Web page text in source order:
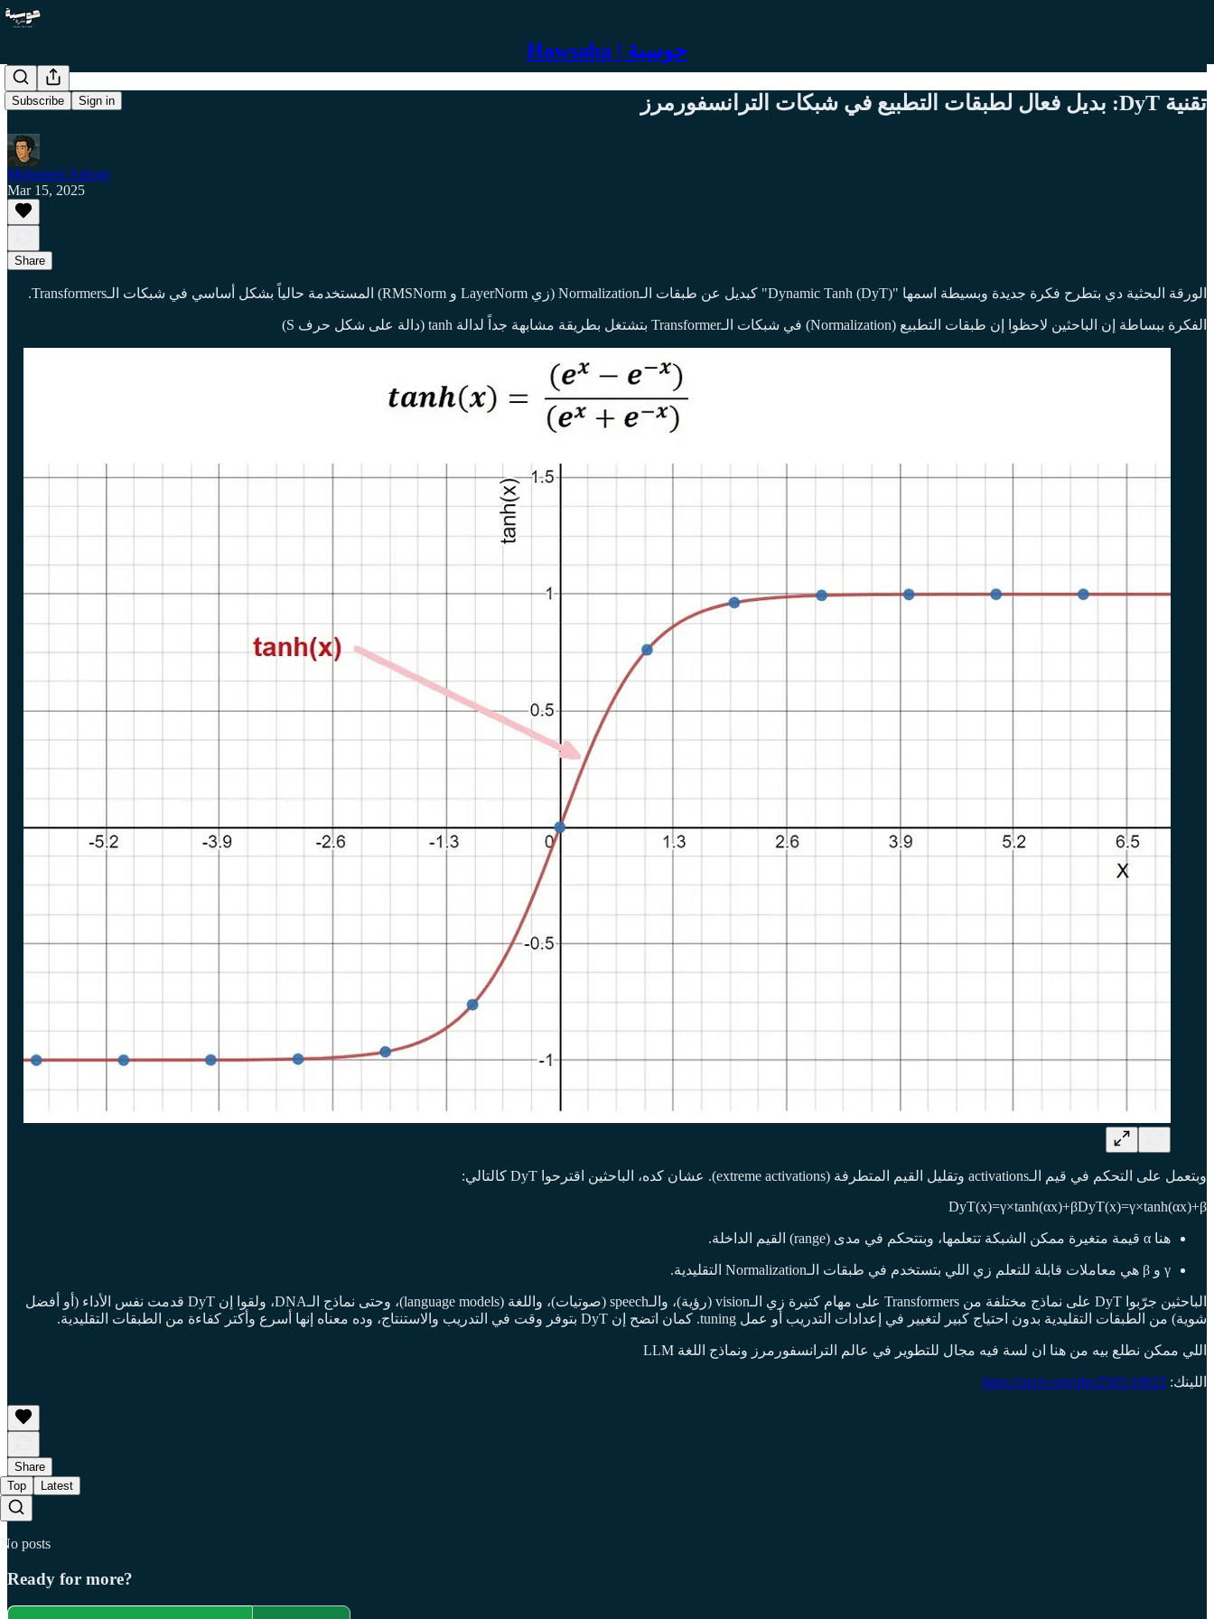
Hawsaba | حوسبة
Subscribe Sign in تقنية DyT: بديل فعال لطبقات التطبيع في شبكات الترانسفورمرز
Mohamed Ashour
Mar 15, 2025
Share
الورقة البحثية دي بتطرح فكرة جديدة وبسيطة اسمها "Dynamic Tanh (DyT)" كبديل عن طبقات الـNormalization (زي LayerNorm و RMSNorm) المستخدمة حالياً بشكل أساسي في شبكات الـTransformers.
الفكرة ببساطة إن الباحثين لاحظوا إن طبقات التطبيع (Normalization) في شبكات الـTransformer بتشتغل بطريقة مشابهة جداً لدالة tanh (دالة على شكل حرف S)
وبتعمل على التحكم في قيم الـactivations وتقليل القيم المتطرفة (extreme activations). عشان كده، الباحثين اقترحوا DyT كالتالي:
DyT(x)=γ×tanh⁡(αx)+βDyT(x)=γ×tanh(αx)+β
هنا α قيمة متغيرة ممكن الشبكة تتعلمها، وبتتحكم في مدى (range) القيم الداخلة.
γ و β هي معاملات قابلة للتعلم زي اللي بتستخدم في طبقات الـNormalization التقليدية.
الباحثين جرّبوا DyT على نماذج مختلفة من Transformers على مهام كتيرة زي الـvision (رؤية)، والـspeech (صوتيات)، واللغة (language models)، وحتى نماذج الـDNA، ولقوا إن DyT قدمت نفس الأداء (أو أفضل
شوية) من الطبقات التقليدية بدون احتياج كبير لتغيير في إعدادات التدريب أو عمل tuning. كمان اتضح إن DyT بتوفر وقت في التدريب والاستنتاج، وده معناه إنها أسرع وأكتر كفاءة من الطبقات التقليدية.
اللي ممكن نطلع بيه من هنا ان لسة فيه مجال للتطوير في عالم الترانسفورمرز ونماذج اللغة LLM
اللينك: https://arxiv.org/abs/2503.10622
Share
Top
Latest
No posts
Ready for more?